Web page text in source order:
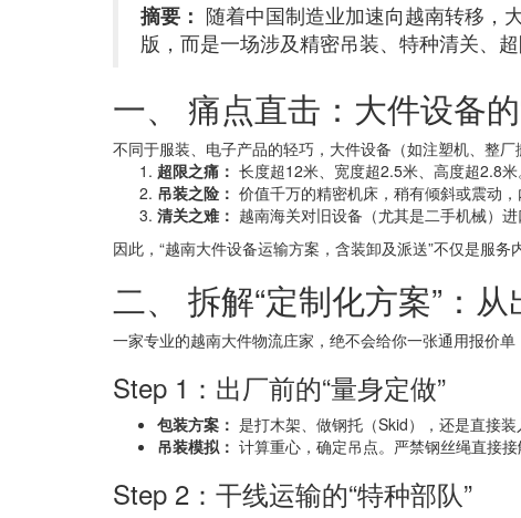
摘要： 随着中国制造业加速向越南转移，
版，而是一场涉及精密吊装、特种清关、
一、 痛点直击：大件设备
不同于服装、电子产品的轻巧，大件设备（如注塑机、整
超限之痛： 长度超12米、宽度超2.5米、高度超2.8
吊装之险： 价值千万的精密机床，稍有倾斜或震动，
清关之难： 越南海关对旧设备（尤其是二手机械）
因此，“越南大件设备运输方案，含装卸及派送”不仅是服务
二、 拆解“定制化方案”：
一家专业的越南大件物流庄家，绝不会给你一张通用报价单
Step 1：出厂前的“量身定做”
包装方案： 是打木架、做钢托（Skid），还是直接
吊装模拟： 计算重心，确定吊点。严禁钢丝绳直接
Step 2：干线运输的“特种部队”